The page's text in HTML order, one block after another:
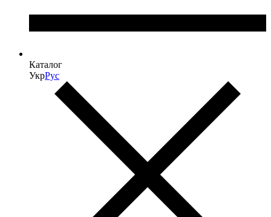
Каталог
УкрРус